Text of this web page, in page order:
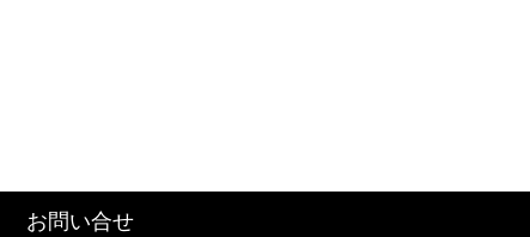
お問い合せ